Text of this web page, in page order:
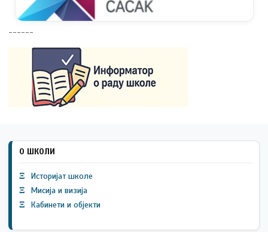
------
О ШКОЛИ
Ξ
Историјат школе
Ξ
Мисија и визија
Ξ
Кабинети и објекти